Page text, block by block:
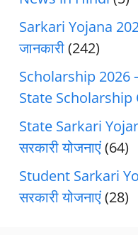
Sarkari Yojana
जानकारी(242)
Scholarship 2026
State
State Sarkari
सरकारी योजनाएं(64)
Student Sarkari
सरकारी योजनाएं(28)